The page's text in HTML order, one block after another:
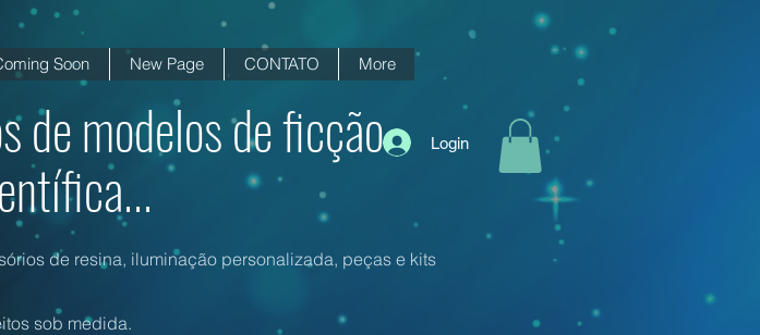
Soon New Page CONTATO More
Login
de modelos de ficção
de resina, iluminação personalizada, peças e kits
sob medida.